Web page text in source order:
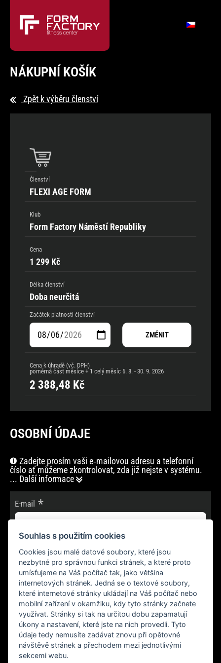
NÁKUPNÍ KOŠÍK
Zpět k výběru členství
Členství
FLEXI AGE FORM
Klub
Form Factory Náměstí Republiky
Cena
1 299 Kč
Délka členství
Doba neurčitá
Začátek platnosti členství
ZMĚNIT
Cena k úhradě (vč. DPH)
poměrná část měsíce + 1 celý měsíc 6. 8. - 30. 9. 2026
2 388,48 Kč
OSOBNÍ ÚDAJE
Zadejte prosím vaši e‑mailovou adresu a telefonní
číslo ať můžeme zkontrolovat, zda již nejste v systému.
... Další informace
E-mail
POKRAČOVAT
Souhlas s použitím cookies
Cookies jsou malé datové soubory, které jsou
nezbytné pro správnou funkci stránek, a které proto
umísťujeme na Váš počítač tak, jako většina
internetových stránek. Jedná se o textové soubory,
které internetové stránky ukládají na Váš počítač nebo
mobilní zařízení v okamžiku, kdy tyto stránky začnete
využívat. Stránky si tak na určitou dobu zapamatují
úkony a nastavení, které jste na nich provedli. Tyto
údaje tedy nemusíte zadávat znovu při opětovné
návštěvě stránek a přechodem mezi jednotlivými
sekcemi webu.